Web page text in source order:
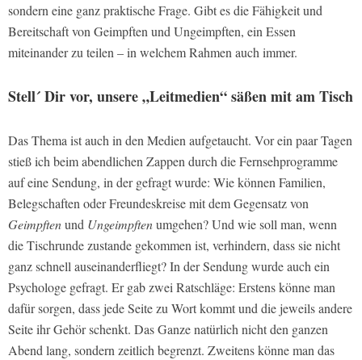
sondern eine ganz praktische Frage. Gibt es die Fähigkeit und
Bereitschaft von Geimpften und Ungeimpften, ein Essen
miteinander zu teilen – in welchem Rahmen auch immer.
Stell´ Dir vor, unsere „Leitmedien“ säßen mit am Tisch
Das Thema ist auch in den Medien aufgetaucht. Vor ein paar Tagen
stieß ich beim abendlichen Zappen durch die Fernsehprogramme
auf eine Sendung, in der gefragt wurde: Wie können Familien,
Belegschaften oder Freundeskreise mit dem Gegensatz von
Geimpftenund Ungeimpftenumgehen? Und wie soll man, wenn
die Tischrunde zustande gekommen ist, verhindern, dass sie nicht
ganz schnell auseinanderfliegt? In der Sendung wurde auch ein
Psychologe gefragt. Er gab zwei Ratschläge: Erstens könne man
dafür sorgen, dass jede Seite zu Wort kommt und die jeweils andere
Seite ihr Gehör schenkt. Das Ganze natürlich nicht den ganzen
Abend lang, sondern zeitlich begrenzt. Zweitens könne man das